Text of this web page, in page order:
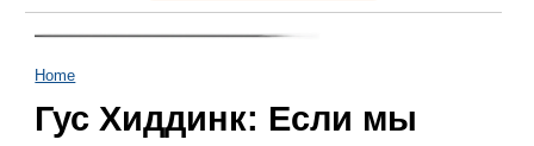
Home
Гус Хиддинк: Если мы